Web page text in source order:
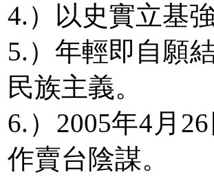
4.）以史實立基
5.）年輕即自願
民族主義。
6.）2005年4月
作賣台陰謀。